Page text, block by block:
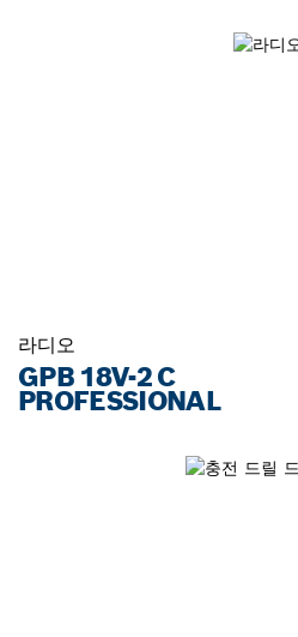
라디오
GPB 18V-2 C
PROFESSIONAL